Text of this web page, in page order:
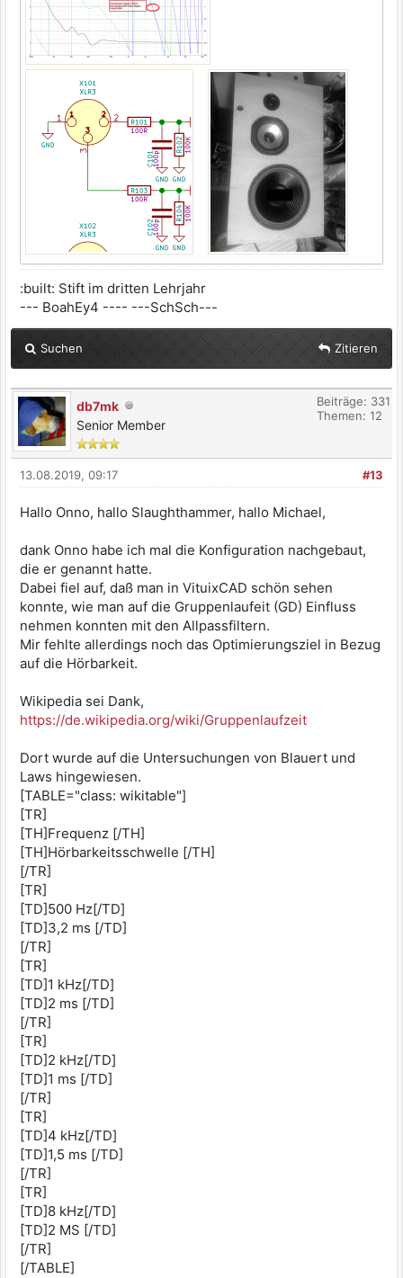
:built: Stift im dritten Lehrjahr
--- BoahEy4 ---- ---SchSch---
Suchen Zitieren
db7mk
Senior Member
Beiträge: 331
Themen: 12
#13
13.08.2019, 09:17
Hallo Onno, hallo Slaughthammer, hallo Michael,
dank Onno habe ich mal die Konfiguration nachgebaut,
die er genannt hatte.
Dabei fiel auf, daß man in VituixCAD schön sehen
konnte, wie man auf die Gruppenlaufeit (GD) Einfluss
nehmen konnten mit den Allpassfiltern.
Mir fehlte allerdings noch das Optimierungsziel in Bezug
auf die Hörbarkeit.
Wikipedia sei Dank,
https://de.wikipedia.org/wiki/Gruppenlaufzeit
Dort wurde auf die Untersuchungen von Blauert und
Laws hingewiesen.
[TABLE="class: wikitable"]
[TR]
[TH]Frequenz [/TH]
[TH]Hörbarkeitsschwelle [/TH]
[/TR]
[TR]
[TD]500 Hz[/TD]
[TD]3,2 ms [/TD]
[/TR]
[TR]
[TD]1 kHz[/TD]
[TD]2 ms [/TD]
[/TR]
[TR]
[TD]2 kHz[/TD]
[TD]1 ms [/TD]
[/TR]
[TR]
[TD]4 kHz[/TD]
[TD]1,5 ms [/TD]
[/TR]
[TR]
[TD]8 kHz[/TD]
[TD]2 MS [/TD]
[/TR]
[/TABLE]